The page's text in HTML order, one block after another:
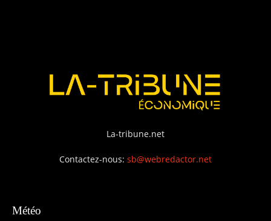
La-tribune.net
Contactez-nous: sb@webredactor.net
Météo